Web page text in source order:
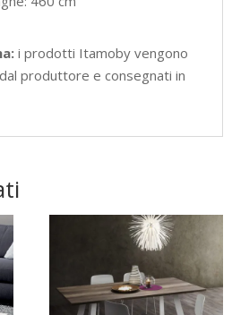
i prodotti Itamoby vengono
produttore e consegnati in